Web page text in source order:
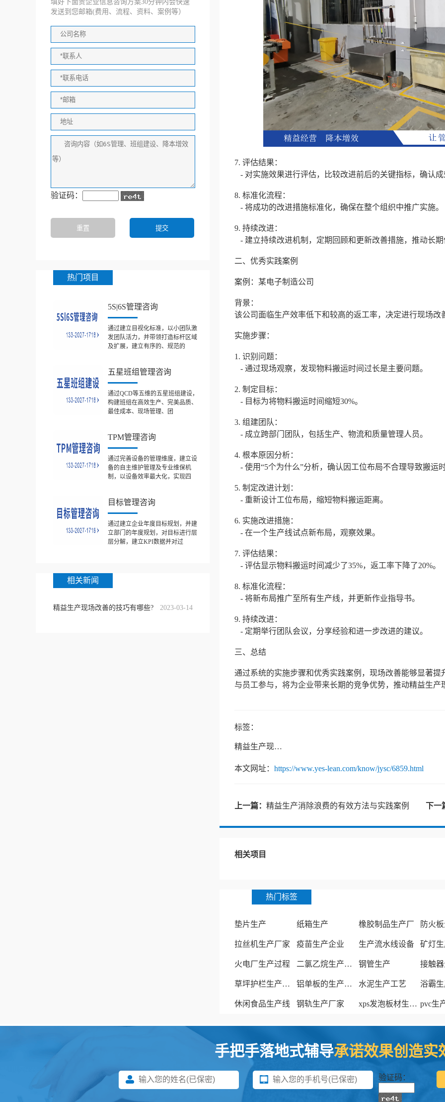
填好下面贵企业信息咨询方案30分钟内会快速
发送到您邮箱(费用、流程、资料、案例等）
验证码：
热门项目
5S|6S管理咨询
通过建立目视化标准，以小团队激
发团队活力，并带领打造标杆区域
及扩展，建立有序的、规范的
五星班组管理咨询
通过QCD等五维的五星班组建设，
构建班组在高效生产、完美品质、
最佳成本、现场管理、团
TPM管理咨询
通过完善设备的管理维度，建立设
备的自主维护管理及专业维保机
制，以设备效率最大化，实现四
目标管理咨询
通过建立企业年度目标规划，并建
立部门的年度规划，对目标进行层
层分解，建立KPI数据并对过
相关新闻
精益生产现场改善的技巧有哪些? 2023-03-14
7. 评估结果：
- 对实施效果进行评估，比较改进前后的关键指标，确认
8. 标准化流程：
- 将成功的改进措施标准化，确保在整个组织中推广实施。
9. 持续改进：
- 建立持续改进机制，定期回顾和更新改善措施，推动长
二、优秀实践案例
案例：某电子制造公司
背景：
该公司面临生产效率低下和较高的返工率，决定进行现场改
实施步骤：
1. 识别问题：
- 通过现场观察，发现物料搬运时间过长是主要问题。
2. 制定目标：
- 目标为将物料搬运时间缩短30%。
3. 组建团队：
- 成立跨部门团队，包括生产、物流和质量管理人员。
4. 根本原因分析：
- 使用“5个为什么”分析，确认因工位布局不合理导致搬运
5. 制定改进计划：
- 重新设计工位布局，缩短物料搬运距离。
6. 实施改进措施：
- 在一个生产线试点新布局，观察效果。
7. 评估结果：
- 评估显示物料搬运时间减少了35%，返工率下降了20%。
8. 标准化流程：
- 将新布局推广至所有生产线，并更新作业指导书。
9. 持续改进：
- 定期举行团队会议，分享经验和进一步改进的建议。
三、总结
通过系统的实施步骤和优秀实践案例，现场改善能够显著
与员工参与，将为企业带来长期的竞争优势，推动精益生产
标签：
精益生产现场改善
本文网址： https://www.yes-lean.com/know/jysc/6859.html
上一篇： 精益生产消除浪费的有效方法与实践案例 下一
相关项目
热门标签
垫片生产 纸箱生产 橡胶制品生产厂 防火
拉丝机生产厂家 疫苗生产企业 生产流水线设备 矿灯
火电厂生产过程 二氯乙烷生产厂家 钢管生产 接触
草坪护栏生产厂家 铝单板的生产厂家 水泥生产工艺 浴霸
休闲食品生产线 钢轨生产厂家 xps发泡板材生产线 pvc生
手把手落地式辅导承诺效果创造实
验证码：